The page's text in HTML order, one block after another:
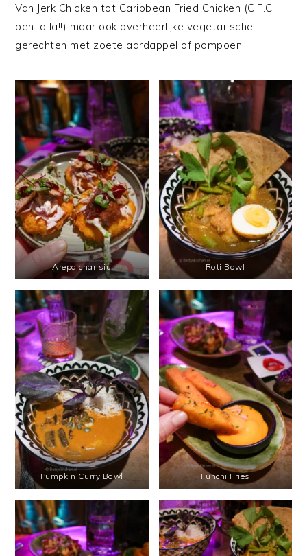
Van Jerk Chicken tot Caribbean Fried Chicken (C.F.C
oeh la la!!) maar ook overheerlijke vegetarische
gerechten met zoete aardappel of pompoen.
Arepa char siu Roti Bowl
Pumpkin Curry Bowl Funchi Fries